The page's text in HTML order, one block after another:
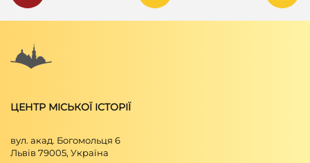
ЦЕНТР МІСЬКОЇ ІСТОРІЇ
вул. акад. Богомольця 6
Львів 79005, Україна